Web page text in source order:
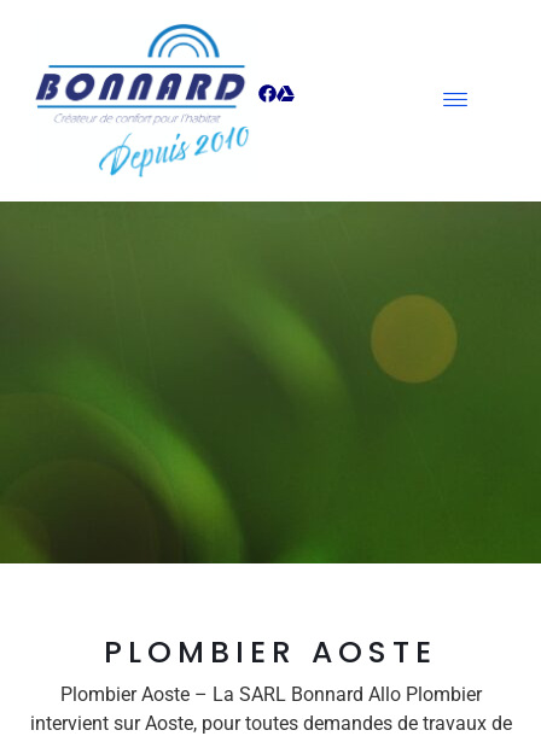
PLOMBIER AOSTE
Plombier Aoste – La SARL Bonnard Allo Plombier
intervient sur Aoste, pour toutes demandes de travaux de